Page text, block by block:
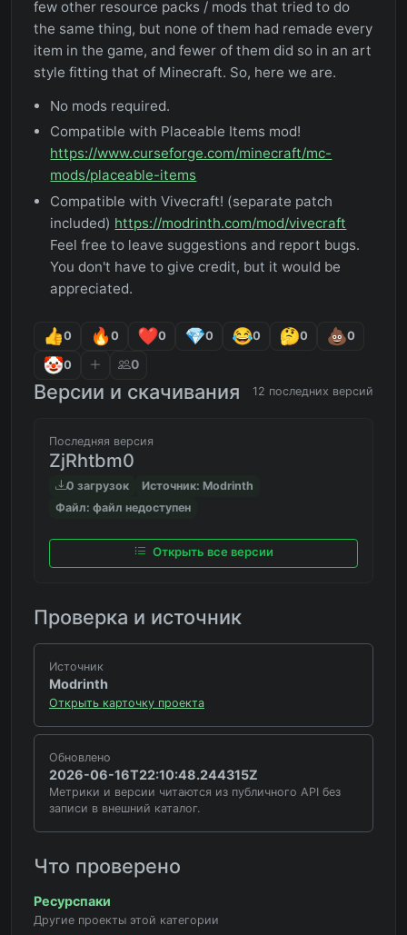
few other resource packs / mods that tried to do
the same thing, but none of them had remade every
item in the game, and fewer of them did so in an art
style fitting that of Minecraft. So, here we are.
No mods required.
Compatible with Placeable Items mod!
https://www.curseforge.com/minecraft/mc-
mods/placeable-items
Compatible with Vivecraft! (separate patch
included) https://modrinth.com/mod/vivecraft
Feel free to leave suggestions and report bugs.
You don't have to give credit, but it would be
appreciated.
0 0 0 0 0 0 0
0 0
Версии и скачивания 12 последних версий
Последняя версия
ZjRhtbm0
0 загрузок
Источник: Modrinth
Файл: файл недоступен
Открыть все версии
Проверка и источник
Источник
Modrinth
Открыть карточку проекта
Обновлено
2026-06-16T22:10:48.244315Z
Метрики и версии читаются из публичного API без
записи в внешний каталог.
Что проверено
Ресурспаки
Другие проекты этой категории